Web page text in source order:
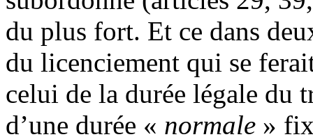
du plus fort. Et ce dans
du licenciement qui se
celui de la durée légale
d’une durée « normale »